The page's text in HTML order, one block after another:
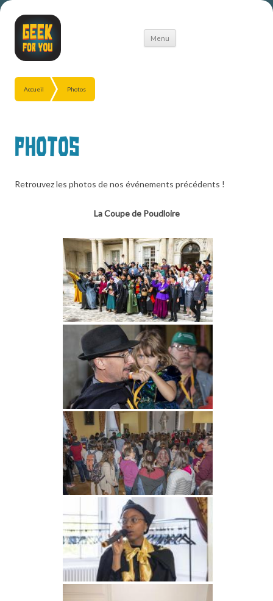
Menu
Aller
Accueil Photos
Photos
Retrouvez les photos de nos événements précédents !
La Coupe de Poudloire